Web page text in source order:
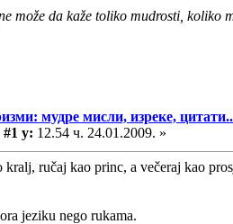
može da kaže toliko mudrosti, koliko
мудре мисли, изреке,
у: 12.54 ч. 24.01.2009. »
ručaj kao princ, a večeraj kao
jeziku nego rukama.